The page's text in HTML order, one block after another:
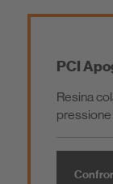
PCI
Resina